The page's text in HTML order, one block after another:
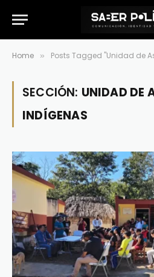
Home » Posts Tagged "Unidad de
SECCIÓN: UNIDAD DE
INDÍGENAS